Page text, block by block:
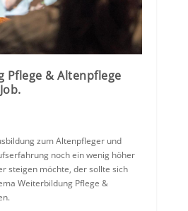
Pflege & Altenpflege
zum Altenpfleger und
noch ein wenig höher
steigen möchte, der sollte sich
Weiterbildung Pflege &